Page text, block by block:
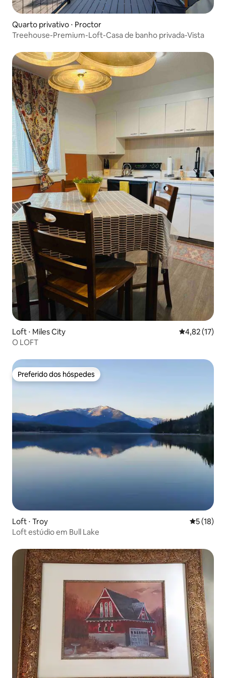
Quarto privativo ⋅ Proctor
Treehouse-Premium-Loft-Casa de banho privada-Vista
Loft ⋅ Miles City 4,82 de uma
4,82 (17)
O LOFT
Preferido dos hóspedes
Preferido dos hóspedes
Loft ⋅ Troy 5 de uma
5 (18)
Loft estúdio em Bull Lake